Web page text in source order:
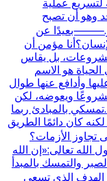
لتسريع عملية
وهو أن تصبح
عن
مؤمن أن
مشروعات، بل يقاس
هو الاسم
وأدافع عنها طوال
ويعوضه، لكن
بالمبادئ ربما
كان دائمًا الطريق
الأزمات؟
الله تعالى:«إن الله
والتمسك بالمبدأ
الذي تسعى